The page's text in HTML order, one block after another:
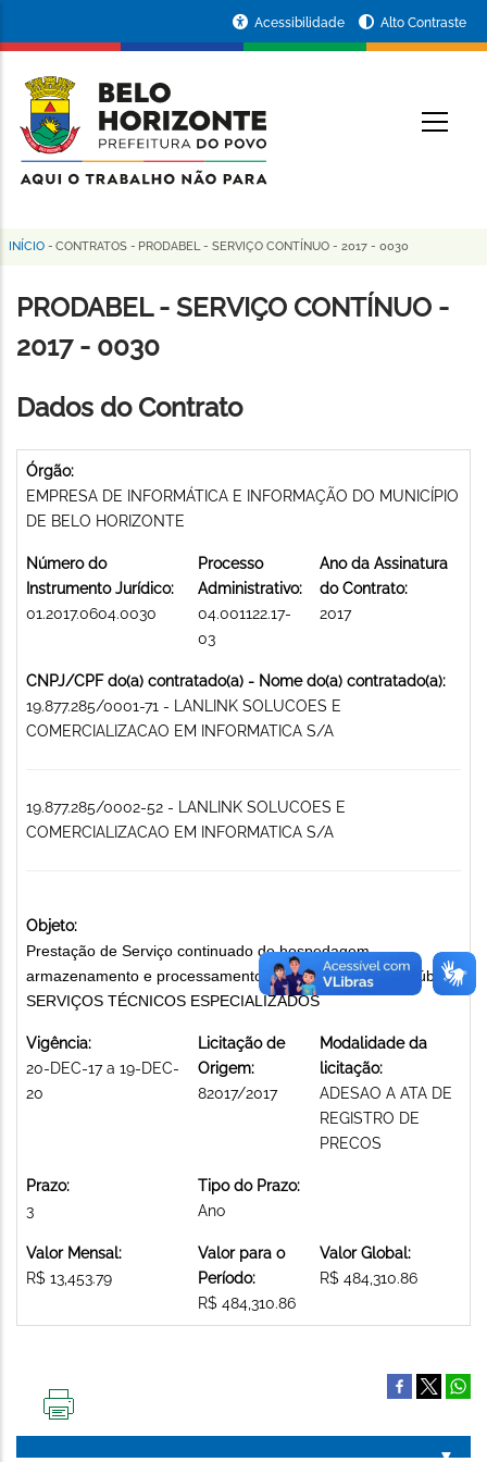
conteúdo
principal
da
Prefeitura
de
Horizonte
Acessibilidade Alto Contraste
Trilha
de
navegação
INÍCIO - CONTRATOS - PRODABEL - SERVIÇO CONTÍNUO - 2017 - 0030
PRODABEL - SERVIÇO CONTÍNUO -
2017 - 0030
Dados do Contrato
Órgão:
EMPRESA DE INFORMÁTICA E INFORMAÇÃO DO MUNICÍPIO
DE BELO HORIZONTE
Número do
Instrumento Jurídico:
01.2017.0604.0030
Processo
Administrativo:
04.001122.17-
03
Ano da Assinatura
do Contrato:
2017
CNPJ/CPF do(a) contratado(a) - Nome do(a) contratado(a):
19.877.285/0001-71 - LANLINK SOLUCOES E
COMERCIALIZACAO EM INFORMATICA S/A
19.877.285/0002-52 - LANLINK SOLUCOES E
COMERCIALIZACAO EM INFORMATICA S/A
Objeto:
Prestação de Serviço continuado de hospedagem,
armazenamento e processamento de dados en nuvem pública
SERVIÇOS TÉCNICOS ESPECIALIZADOS
Vigência:
20-DEC-17 a 19-DEC-
20
Licitação de
Origem:
82017/2017
Modalidade da
licitação:
ADESAO A ATA DE
REGISTRO DE
PRECOS
Prazo:
3
Tipo do Prazo:
Ano
Valor Mensal:
R$ 13,453.79
Valor para o
Período:
R$ 484,310.86
Valor Global:
R$ 484,310.86